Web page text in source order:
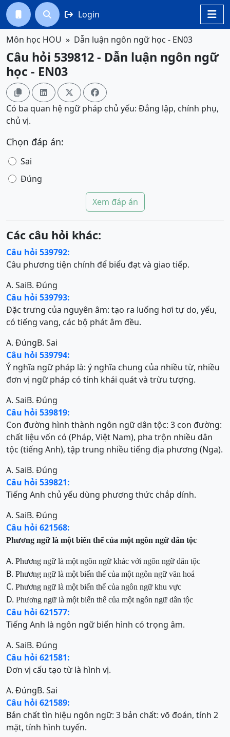

  Login
Môn học HOU Dẫn luận ngôn ngữ học - EN03
Câu hỏi 539812 - Dẫn luận ngôn ngữ
học - EN03
   
Có ba quan hệ ngữ pháp chủ yếu: Đẳng lập, chính phụ,
chủ vị.
Chọn đáp án:
Sai
Đúng
Xem đáp án
Các câu hỏi khác:
Câu hỏi 539792:
Câu phương tiện chính để biểu đạt và giao tiếp.
A. SaiB. Đúng
Câu hỏi 539793:
Đặc trưng của nguyên âm: tạo ra luống hơi tự do, yếu,
có tiếng vang, các bộ phát âm đều.
A. ĐúngB. Sai
Câu hỏi 539794:
Ý nghĩa ngữ pháp là: ý nghĩa chung của nhiều từ, nhiều
đơn vị ngữ pháp có tính khái quát và trừu tượng.
A. SaiB. Đúng
Câu hỏi 539819:
Con đường hình thành ngôn ngữ dân tộc: 3 con đường:
chất liệu vốn có (Pháp, Việt Nam), pha trộn nhiều dân
tộc (tiếng Anh), tập trung nhiều tiếng địa phương (Nga).
A. SaiB. Đúng
Câu hỏi 539821:
Tiếng Anh chủ yếu dùng phương thức chắp dính.
A. SaiB. Đúng
Câu hỏi 621568:
Phương ngữ là một biến thể của một ngôn ngữ dân tộc
A. Phương ngữ là một ngôn ngữ khác với ngôn ngữ dân tộc
B. Phương ngữ là một biến thể của một ngôn ngữ văn hoá
C. Phương ngữ là một biến thể của ngôn ngữ khu vực
D. Phương ngữ là một biến thể của một ngôn ngữ dân tộc
Câu hỏi 621577:
Tiếng Anh là ngôn ngữ biến hình có trọng âm.
A. SaiB. Đúng
Câu hỏi 621581:
Đơn vị cấu tạo từ là hình vị.
A. ĐúngB. Sai
Câu hỏi 621589:
Bản chất tìn hiệu ngôn ngữ: 3 bản chất: võ đoán, tính 2
mặt, tính hình tuyến.